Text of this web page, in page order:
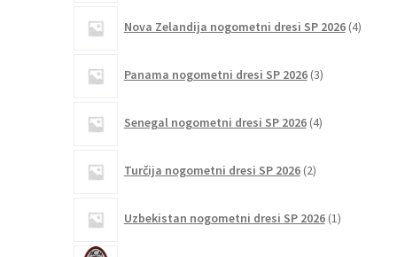
Nova Zelandija nogometni dresi SP 2026 4izdelki
Panama nogometni dresi SP 2026 3izdelki
Senegal nogometni dresi SP 2026 4izdelki
Turčija nogometni dresi SP 2026 2izdelka
Uzbekistan nogometni dresi SP 2026 1izdelek